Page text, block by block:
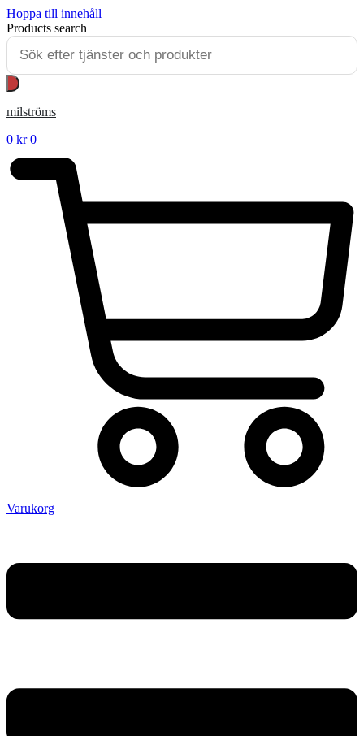
Hoppa till innehåll
Products search
milströms
0 kr 0
Varukorg